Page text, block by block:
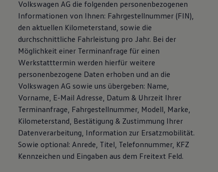
Volkswagen AG die folgenden personenbezogenen
Informationen von Ihnen: Fahrgestellnummer (FIN),
den aktuellen Kilometerstand, sowie die
durchschnittliche Fahrleistung pro Jahr. Bei der
Möglichkeit einer Terminanfrage für einen
Werkstatttermin werden hierfür weitere
personenbezogene Daten erhoben und an die
Volkswagen AG sowie uns übergeben: Name,
Vorname, E-Mail Adresse, Datum & Uhrzeit Ihrer
Terminanfrage, Fahrgestellnummer, Modell, Marke,
Kilometerstand, Bestätigung & Zustimmung Ihrer
Datenverarbeitung, Information zur Ersatzmobilität.
Sowie optional: Anrede, Titel, Telefonnummer, KFZ
Kennzeichen und Eingaben aus dem Freitext Feld.